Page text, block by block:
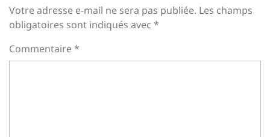
Votre adresse e-mail ne sera pas publiée. Les champs
obligatoires sont indiqués avec *
Commentaire*